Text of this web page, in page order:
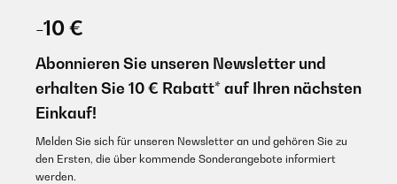
-10 €
Abonnieren Sie unseren Newsletter und
erhalten Sie 10 € Rabatt* auf Ihren nächsten
Einkauf!
Melden Sie sich für unseren Newsletter an und gehören Sie zu
den Ersten, die über kommende Sonderangebote informiert
werden.